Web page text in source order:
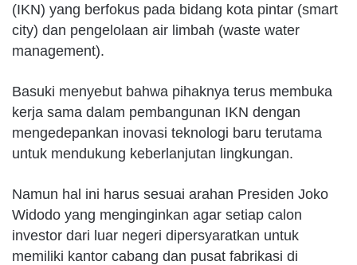
(IKN) yang berfokus pada bidang kota pintar (smart
city) dan pengelolaan air limbah (waste water
management).
Basuki menyebut bahwa pihaknya terus membuka
kerja sama dalam pembangunan IKN dengan
mengedepankan inovasi teknologi baru terutama
untuk mendukung keberlanjutan lingkungan.
Namun hal ini harus sesuai arahan Presiden Joko
Widodo yang menginginkan agar setiap calon
investor dari luar negeri dipersyaratkan untuk
memiliki kantor cabang dan pusat fabrikasi di